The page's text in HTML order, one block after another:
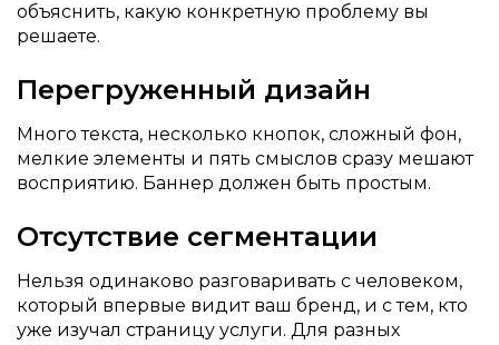
объяснить, какую конкретную проблему вы
решаете.
Перегруженный дизайн
Много текста, несколько кнопок, сложный фон,
мелкие элементы и пять смыслов сразу мешают
восприятию. Баннер должен быть простым.
Отсутствие сегментации
Нельзя одинаково разговаривать с человеком,
который впервые видит ваш бренд, и с тем, кто
уже изучал страницу услуги. Для разных